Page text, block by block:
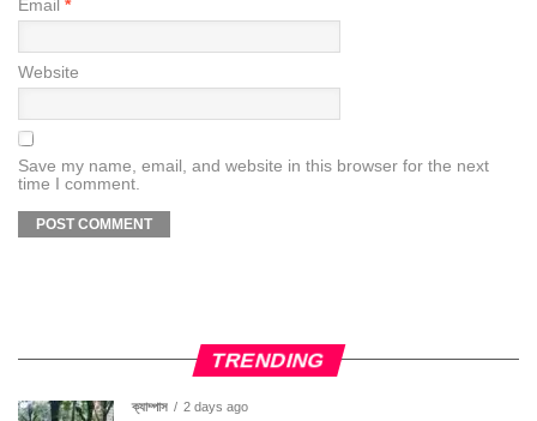
Email *
Website
Save my name, email, and website in this browser for the next
time I comment.
TRENDING
ক্যাম্পাস 2 days ago